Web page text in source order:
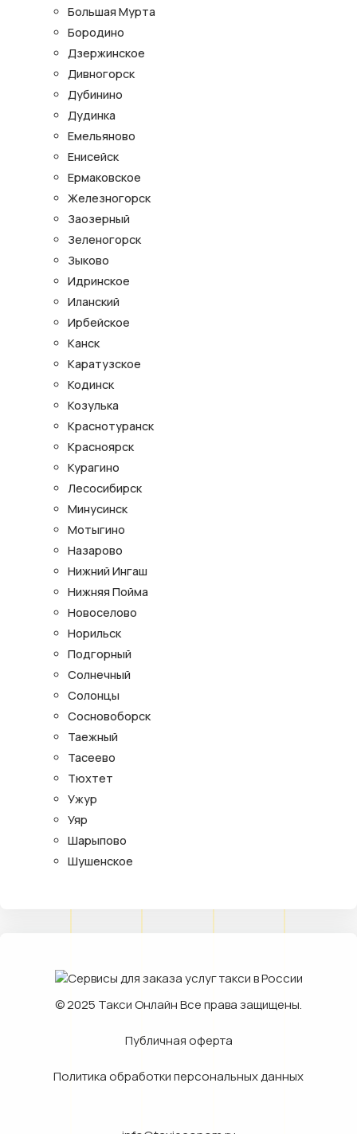
Большая Мурта
Бородино
Дзержинское
Дивногорск
Дубинино
Дудинка
Емельяново
Енисейск
Ермаковское
Железногорск
Заозерный
Зеленогорск
Зыково
Идринское
Иланский
Ирбейское
Канск
Каратузское
Кодинск
Козулька
Краснотуранск
Красноярск
Курагино
Лесосибирск
Минусинск
Мотыгино
Назарово
Нижний Ингаш
Нижняя Пойма
Новоселово
Норильск
Подгорный
Солнечный
Солонцы
Сосновоборск
Таежный
Тасеево
Тюхтет
Ужур
Уяр
Шарыпово
Шушенское
© 2025 Такси ОнлайнВсе права защищены.
Публичная оферта
Политика обработки персональных данных